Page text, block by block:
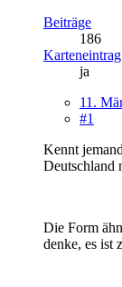
Beiträge
186
Karteneintrag
ja
11.
#1
Kennt
Deutschland
Die Form
denke, es ist